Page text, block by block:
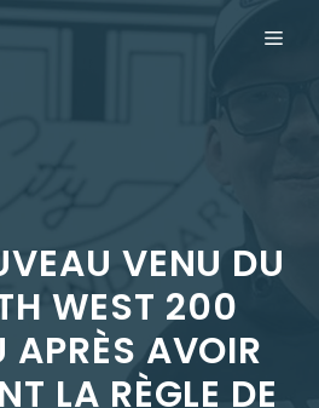
VENU DU
WEST 200
APRÈS AVOIR
LA RÈGLE DE